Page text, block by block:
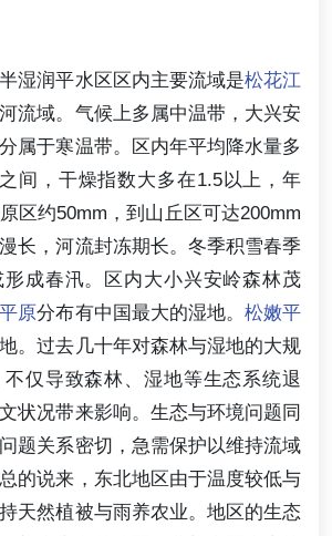
湿润平水区区内主要流域是松花江
流域。气候上多属中温带，大兴安
属于寒温带。区内年平均降水量多
间，干燥指数大多在1.5以上，年
区约50mm，到山丘区可达200mm
长，河流封冻期长。冬季积雪春季
成春汛。区内大小兴安岭森林茂
原分布有中国最大的湿地。 松嫩平
。过去几十年对森林与湿地的大规
仅导致森林、湿地等生态系统退
状况带来影响。生态与环境问题同
题关系密切，急需保护以维持流域
的说来，东北地区由于温度较低与
天然植被与雨养农业。地区的生态